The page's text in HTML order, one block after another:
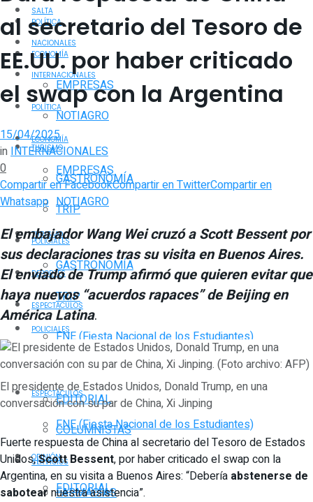
POLÍTICA
ECONOMÍA
EMPRESAS
NOTIAGRO
TURISMO
GASTRONOMÍA
TRIP
POLICIALES
DEPORTES
ESPECTÁCULOS
FNE (Fiesta Nacional de los Estudiantes)
OPINIÓN
EDITORIAL
COLUMNISTAS
SERVICIOS
FARMACIAS
SALTA
NACIONALES
INTERNACIONALES
POLÍTICA
ECONOMÍA
EMPRESAS
NOTIAGRO
TURISMO
GASTRONOMÍA
TRIP
POLICIALES
DEPORTES
ESPECTÁCULOS
FNE (Fiesta Nacional de los Estudiantes)
OPINIÓN
EDITORIAL
al secretario del Tesoro de
EE.UU. por haber criticado
el swap con la Argentina
15/04/2025
inINTERNACIONALES
0
Compartir en FacebookCompartir en TwitterCompartir en
Whatsapp
El embajador Wang Wei cruzó a Scott Bessent por
sus declaraciones tras su visita en Buenos Aires.
El enviado de Trump afirmó que quieren evitar que
haya nuevos “acuerdos rapaces” de Beijing en
América Latina.
El presidente de Estados Unidos, Donald Trump, en una
conversación con su par de China, Xi Jinping
Fuerte respuesta de China al secretario del Tesoro de Estados
Unidos,Scott Bessent, por haber criticado el swap con la
Argentina, en su visita a Buenos Aires: “Debería abstenerse de
sabotearnuestra asistencia”.